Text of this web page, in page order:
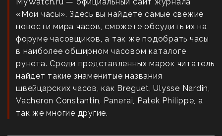
«Мои часы». Здесь вы найдете самые свежие
новости мира часов, сможете обсудить их на
форуме часовщиков, а так же подобрать часы
в наиболее обширном часовом каталоге
рунета. Среди представленных марок читатель
найдет такие знаменитые названия
швейцарских часов, как Breguet, Ulysse Nardin,
Vacheron Constantin, Panerai, Patek Philippe, а
так же многие другие.